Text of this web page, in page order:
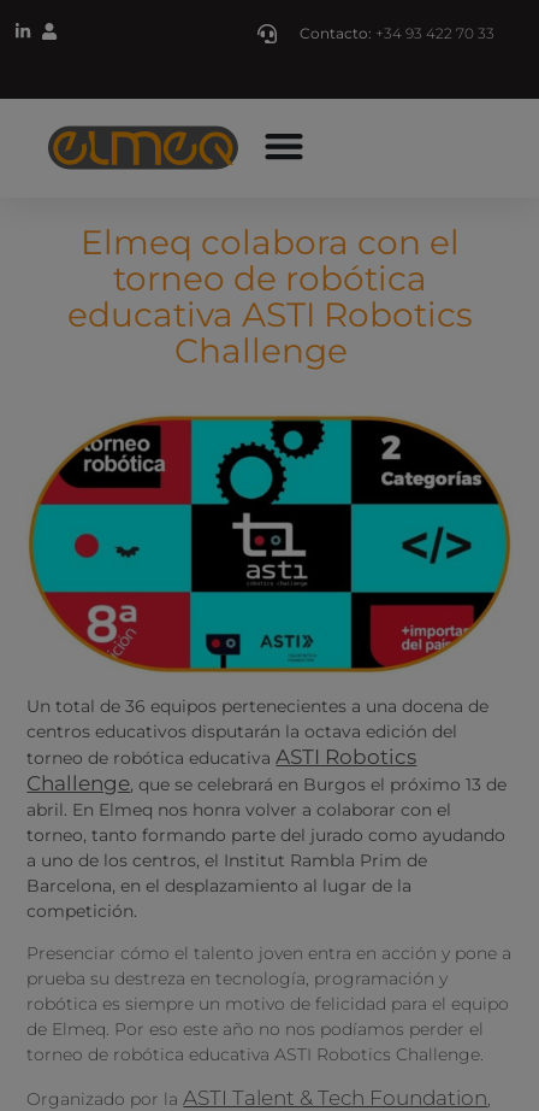
Contacto: +34 93 422 70 33
Elmeq colabora con el
torneo de robótica
educativa ASTI Robotics
Challenge
Un total de 36 equipos pertenecientes a una docena de
centros educativos disputarán la octava edición del
torneo de robótica educativaASTI Robotics
Challenge, que se celebrará en Burgos el próximo 13 de
abril. En Elmeq nos honra volver a colaborar con el
torneo, tanto formando parte del jurado como ayudando
a uno de los centros, el Institut Rambla Prim de
Barcelona, en el desplazamiento al lugar de la
competición.
Presenciar cómo el talento joven entra en acción y pone a
prueba su destreza en tecnología, programación y
robótica es siempre un motivo de felicidad para el equipo
de Elmeq. Por eso este año no nos podíamos perder el
torneo de robótica educativa ASTI Robotics Challenge.
Organizado por la ASTI Talent & Tech Foundation